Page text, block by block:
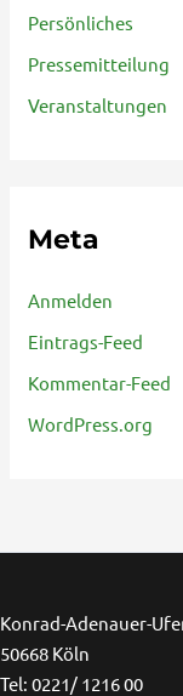
Persönliches
Pressemitteilung
Veranstaltungen
Meta
Anmelden
Eintrags-Feed
Kommentar-Feed
WordPress.org
Konrad-Adenauer-
50668 Köln
Tel: 0221/ 1216 00